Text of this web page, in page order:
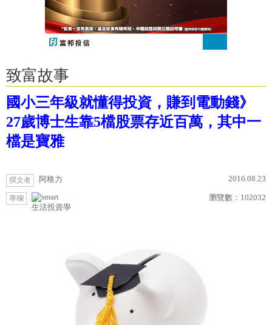
致富故事
國小三年級就懂得投資，賺到電動錢》
27歲博士生靠5檔股票存近百萬，其中一
檔是寶雅
撰文者 阿格力 2016.08.23
專欄
生活投資學
瀏覽數： 102032